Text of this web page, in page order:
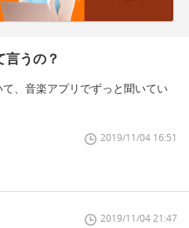
言うの？
、音楽アプリでずっと聞いてい
2019/11/04 16:51
2019/11/04 21:47